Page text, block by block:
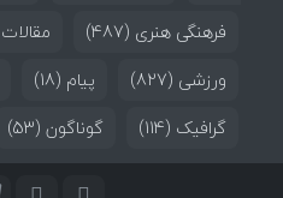
فرهنگی هنری (487) مقالات
ورزشی (827) پیام (18)
گرافیک (114) گوناگون (53)